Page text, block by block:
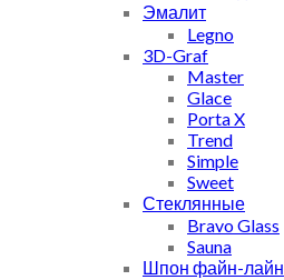
Эмалит
Legno
3D-Graf
Master
Glace
Porta X
Trend
Simple
Sweet
Стеклянные
Bravo Glass
Sauna
Шпон файн-лайн